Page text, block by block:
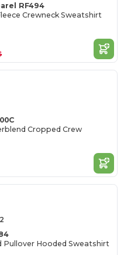
RF494
Crewneck Sweatshirt
Cropped Crew
Pullover Hooded Sweatshirt